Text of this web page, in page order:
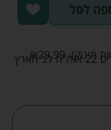
לסל
תינוק): ₪29.99
איסוף עצמי ללא עלות מרחוב הדקלים 22 אזה"ת לב הארץ